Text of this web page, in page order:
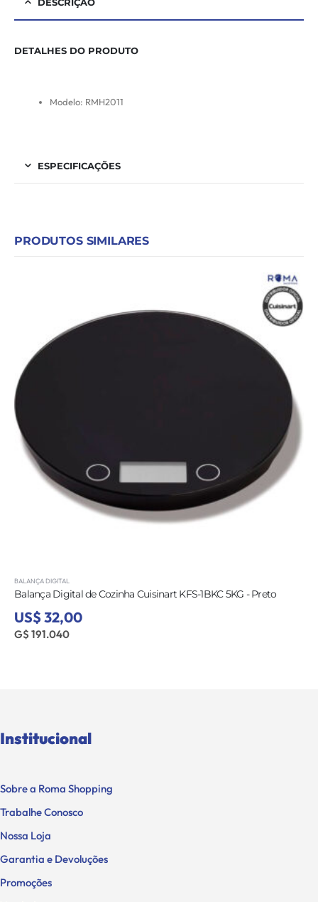
DETALHES DO PRODUTO
Modelo: RMH2011
ESPECIFICAÇÕES
PRODUTOS SIMILARES
BALANÇA DIGITAL
Balança Digital de Cozinha Cuisinart KFS-1BKC 5KG - Preto
US$ 32,00
G$ 191.040
Institucional
Sobre a Roma Shopping
Trabalhe Conosco
Nossa Loja
Garantia e Devoluções
Promoções